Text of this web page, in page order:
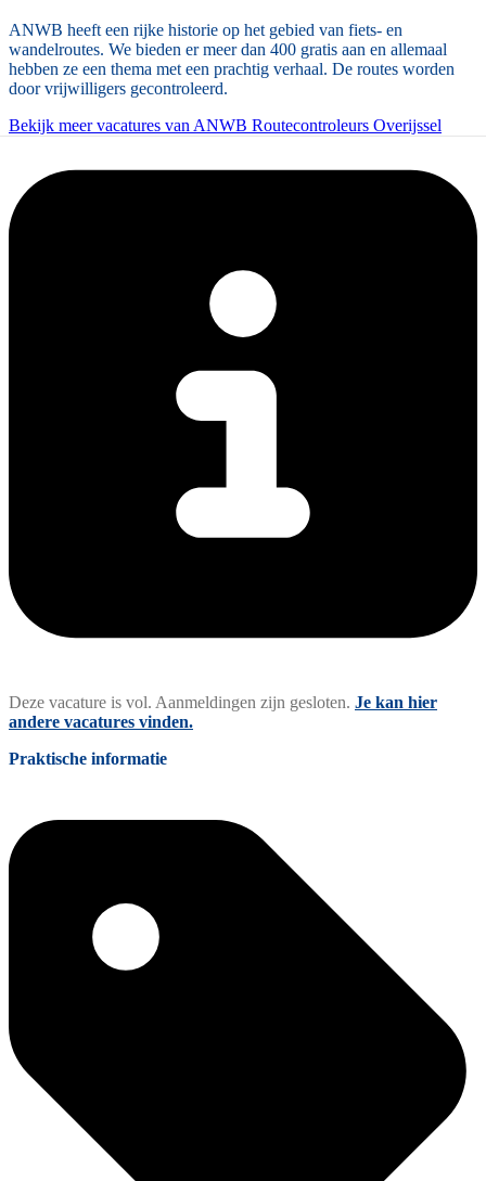
ANWB heeft een rijke historie op het gebied van fiets- en
wandelroutes. We bieden er meer dan 400 gratis aan en allemaal
hebben ze een thema met een prachtig verhaal. De routes worden
door vrijwilligers gecontroleerd.
Bekijk meer vacatures van ANWB Routecontroleurs Overijssel
Deze vacature is vol. Aanmeldingen zijn gesloten. Je kan hier
andere vacatures vinden.
Praktische informatie